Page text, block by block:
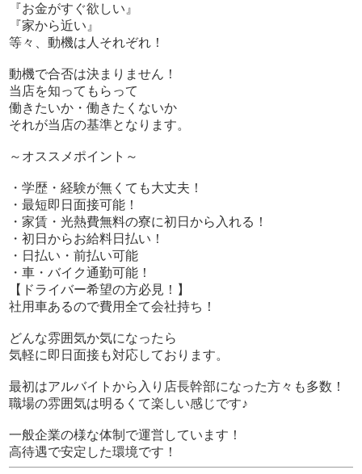
・初日からお給料日払いOK！
・前払いも可能
・車・バイク通勤可能！
・送迎時は社用車があるので費用は全て会社持ち！
『お金がすぐ欲しい』
『家から近い』
等々、動機は人それぞれ！
動機で合否は決まりません！
当店を知ってもらって
働きたいか・働きたくないか
それが当店の基準となります。
～オススメポイント～
・学歴・経験が無くても大丈夫！
・最短即日面接可能！
・家賃・光熱費無料の寮に初日から入れる！
・初日からお給料日払い！
・日払い・前払い可能
・車・バイク通勤可能！
【ドライバー希望の方必見！】
社用車あるので費用全て会社持ち！
どんな雰囲気か気になったら
気軽に即日面接も対応しております。
最初はアルバイトから入り店長幹部になった方々も多数！
職場の雰囲気は明るくて楽しい感じです♪
一般企業の様な体制で運営しています！
高待遇で安定した環境です！